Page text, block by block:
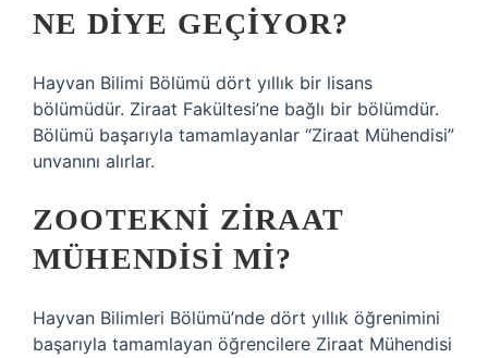
NE DIYE GEÇIYOR?
Hayvan Bilimi Bölümü dört yıllık bir lisans
bölümüdür. Ziraat Fakültesi’ne bağlı bir bölümdür.
Bölümü başarıyla tamamlayanlar “Ziraat Mühendisi”
unvanını alırlar.
ZOOTEKNI ZIRAAT
MÜHENDISI MI?
Hayvan Bilimleri Bölümü’nde dört yıllık öğrenimini
başarıyla tamamlayan öğrencilere Ziraat Mühendisi